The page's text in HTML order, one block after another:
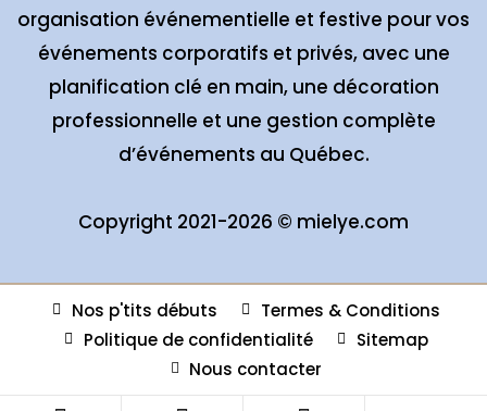
organisation événementielle et festive pour vos
événements corporatifs et privés, avec une
planification clé en main, une décoration
professionnelle et une gestion complète
d’événements au Québec.
Copyright 2021-2026 © mielye.com
Nos p'tits débuts
Termes & Conditions
Politique de confidentialité
Sitemap
Nous contacter